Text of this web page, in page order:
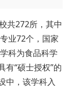
共272所，其中
业72个，国家
科为食品科学
有“硕士授权”的
中，该学科入